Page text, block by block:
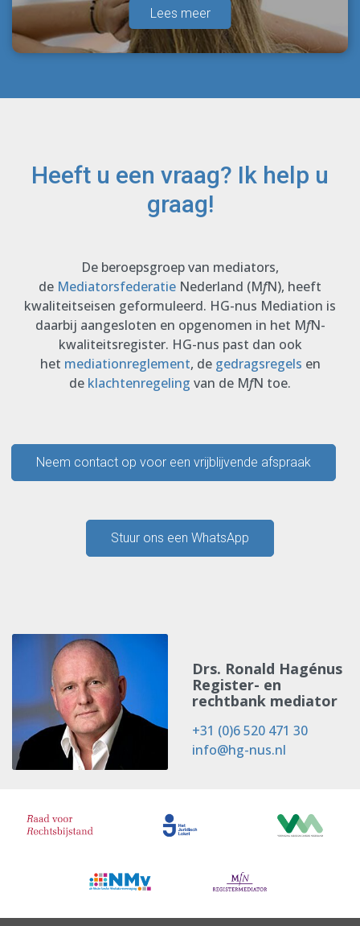
Lees meer
Heeft u een vraag? Ik help u
graag!
De beroepsgroep van mediators,
de Mediatorsfederatie Nederland (MfN), heeft
kwaliteitseisen geformuleerd. HG-nus Mediation is
daarbij aangesloten en opgenomen in het MfN-
kwaliteitsregister. HG-nus past dan ook
het mediationreglement, de gedragsregels en
de klachtenregeling van de MfN toe.
Neem contact op voor een vrijblijvende afspraak
Stuur ons een WhatsApp
Drs. Ronald Hagénus
Register- en
rechtbank mediator
+31 (0)6 520 471 30
info@hg-nus.nl